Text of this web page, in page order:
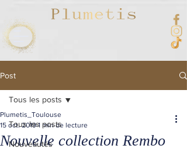
Post
Tous les posts
Nouveautés
Tous les posts
Nouvelle collection Rembo
Plumetis_Toulouse
15 oct. 2019 1 min de lecture